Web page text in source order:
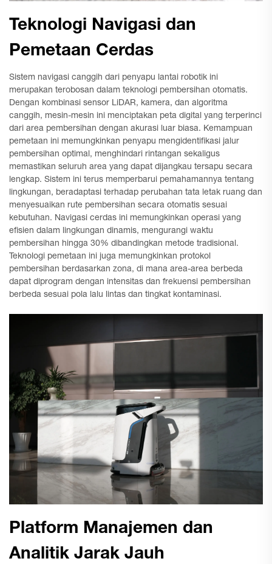
Teknologi Navigasi dan
Pemetaan Cerdas
Sistem navigasi canggih dari penyapu lantai robotik ini
merupakan terobosan dalam teknologi pembersihan otomatis.
Dengan kombinasi sensor LiDAR, kamera, dan algoritma
canggih, mesin-mesin ini menciptakan peta digital yang terperinci
dari area pembersihan dengan akurasi luar biasa. Kemampuan
pemetaan ini memungkinkan penyapu mengidentifikasi jalur
pembersihan optimal, menghindari rintangan sekaligus
memastikan seluruh area yang dapat dijangkau tersapu secara
lengkap. Sistem ini terus memperbarui pemahamannya tentang
lingkungan, beradaptasi terhadap perubahan tata letak ruang dan
menyesuaikan rute pembersihan secara otomatis sesuai
kebutuhan. Navigasi cerdas ini memungkinkan operasi yang
efisien dalam lingkungan dinamis, mengurangi waktu
pembersihan hingga 30% dibandingkan metode tradisional.
Teknologi pemetaan ini juga memungkinkan protokol
pembersihan berdasarkan zona, di mana area-area berbeda
dapat diprogram dengan intensitas dan frekuensi pembersihan
berbeda sesuai pola lalu lintas dan tingkat kontaminasi.
Platform Manajemen dan
Analitik Jarak Jauh